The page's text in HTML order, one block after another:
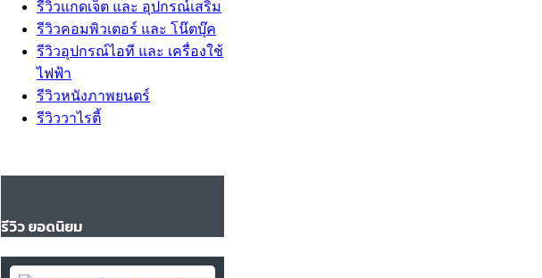
รีวิวแกดเจ็ต และ อุปกรณ์เสริม
รีวิวคอมพิวเตอร์ และ โน๊ตบุ๊ค
รีวิวอุปกรณ์ไอที และ เครื่องใช้
ไฟฟ้า
รีวิวหนังภาพยนตร์
รีวิววาไรตี้
รีวิว ยอดนิยม